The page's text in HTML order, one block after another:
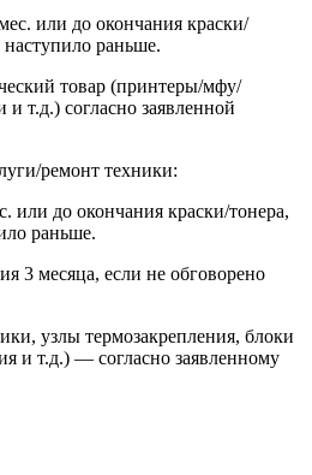
или до окончания краски/
наступило раньше.
товар (принтеры/мфу/
т.д.) согласно заявленной
ремонт техники:
или до окончания краски/тонера,
раньше.
3 месяца, если не обговорено
узлы термозакрепления, блоки
и т.д.) — согласно заявленному